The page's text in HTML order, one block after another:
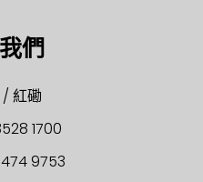
們
紅磡
1700
9753